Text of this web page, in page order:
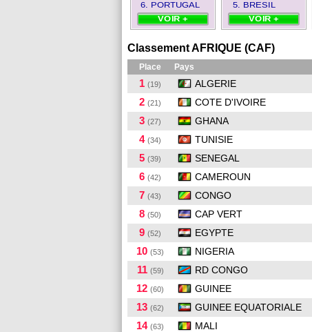
6. PORTUGAL
VOIR +
5. BRESIL
VOIR +
Classement AFRIQUE (CAF)
Place Pays
1 (19) ALGERIE
2 (21) COTE D'IVOIRE
3 (27) GHANA
4 (34) TUNISIE
5 (39) SENEGAL
6 (42) CAMEROUN
7 (43) CONGO
8 (50) CAP VERT
9 (52) EGYPTE
10 (53) NIGERIA
11 (59) RD CONGO
12 (60) GUINEE
13 (62) GUINEE EQUATORIALE
14 (63) MALI